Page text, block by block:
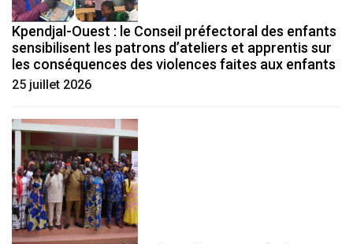
Kpendjal-Ouest : le Conseil préfectoral des enfants
sensibilisent les patrons d’ateliers et apprentis sur
les conséquences des violences faites aux enfants
25 juillet 2026